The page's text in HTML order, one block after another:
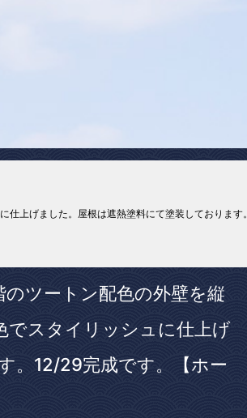
上げました。屋根は遮熱塗料にて塗装しております。
ツートン配色の外壁を縦
でスタイリッシュに仕上げ
。12/29完成です。【ホー